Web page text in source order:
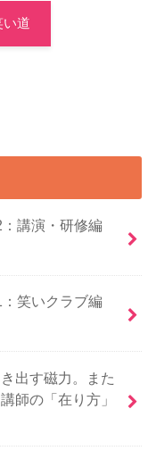
い道
講演・研修編
笑いクラブ編
出す磁力。また
師の「在り方」